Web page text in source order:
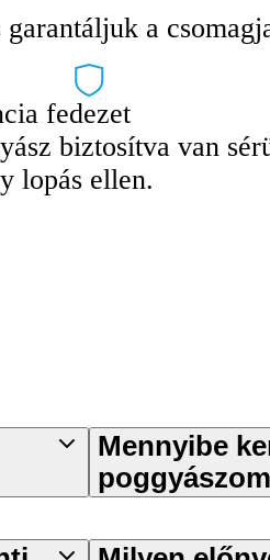
a
fedezet
biztosítva van
lopás ellen.
Mennyibe